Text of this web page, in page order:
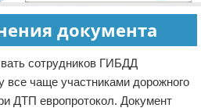
документа
сотрудников ГИБДД
все чаще участниками дорожного
ДТП европротокол. Документ